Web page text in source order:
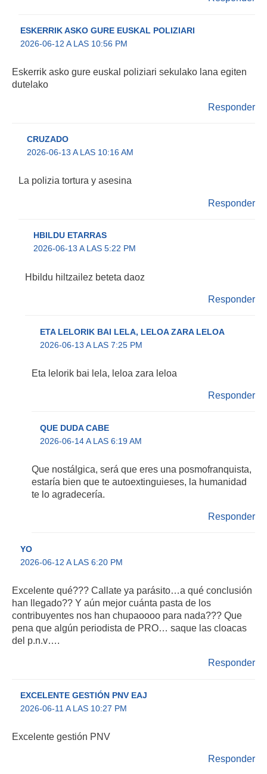
ESKERRIK ASKO GURE EUSKAL POLIZIARI
2026-06-12 A LAS 10:56 PM
Eskerrik asko gure euskal poliziari sekulako lana egiten
dutelako
Responder
CRUZADO
2026-06-13 A LAS 10:16 AM
La polizia tortura y asesina
Responder
HBILDU ETARRAS
2026-06-13 A LAS 5:22 PM
Hbildu hiltzailez beteta daoz
Responder
ETA LELORIK BAI LELA, LELOA ZARA LELOA
2026-06-13 A LAS 7:25 PM
Eta lelorik bai lela, leloa zara leloa
Responder
QUE DUDA CABE
2026-06-14 A LAS 6:19 AM
Que nostálgica, será que eres una posmofranquista,
estaría bien que te autoextinguieses, la humanidad
te lo agradecería.
Responder
YO
2026-06-12 A LAS 6:20 PM
Excelente qué??? Callate ya parásito…a qué conclusión
han llegado?? Y aún mejor cuánta pasta de los
contribuyentes nos han chupaoooo para nada??? Que
pena que algún periodista de PRO… saque las cloacas
del p.n.v….
Responder
EXCELENTE GESTIÓN PNV EAJ
2026-06-11 A LAS 10:27 PM
Excelente gestión PNV
Responder